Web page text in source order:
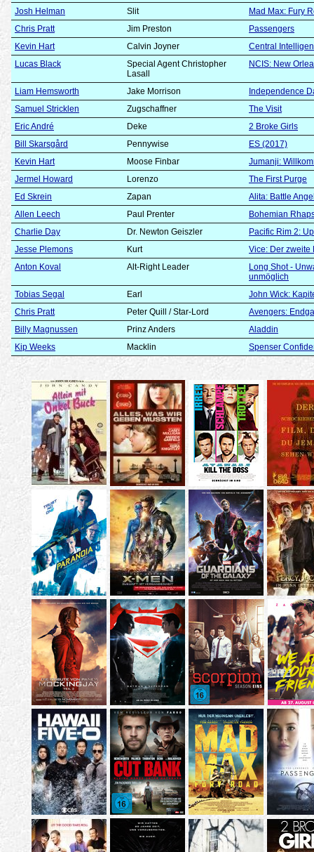
Josh Helman
Slit
Mad Max: Fury
Chris Pratt
Jim Preston
Passengers
Kevin Hart
Calvin Joyner
Central
Lucas Black
Special Agent Christopher
Lasall
NCIS: New
Liam Hemsworth Jake Morrison
Independence
Samuel Stricklen
Zugschaffner
The Visit
Eric André
Deke
2 Broke Girls
Bill Skarsgård
Pennywise
ES (2017)
Kevin Hart
Moose Finbar
Jumanji:
Jermel Howard
Lorenzo
The First Purge
Ed Skrein
Zapan
Alita: Battle
Allen Leech
Paul Prenter
Bohemian
Charlie Day
Dr. Newton Geiszler
Pacific Rim 2:
Jesse Plemons
Kurt
Vice: Der zweite
Anton Koval
Alt-Right Leader
Long Shot -
unmöglich
Tobias Segal
Earl
John Wick:
Chris Pratt
Peter Quill / Star-Lord
Avengers:
Billy Magnussen
Prinz Anders
Aladdin
Kip Weeks
Macklin Spenser